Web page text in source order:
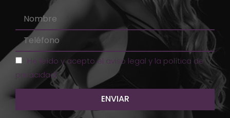
He leído y acepto el aviso legal y la política de
privacidad.